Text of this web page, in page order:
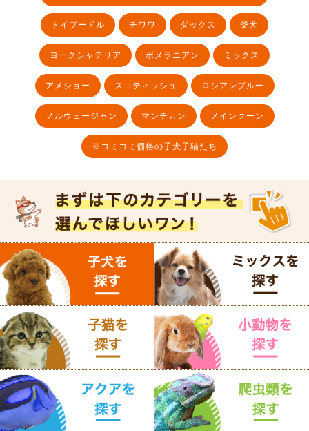
トイプードル チワワ ダックス 柴犬
ヨークシャテリア ポメラニアン ミックス
アメショー スコティッシュ ロシアンブルー
ノルウェージャン マンチカン メインクーン
※コミコミ価格の子犬子猫たち